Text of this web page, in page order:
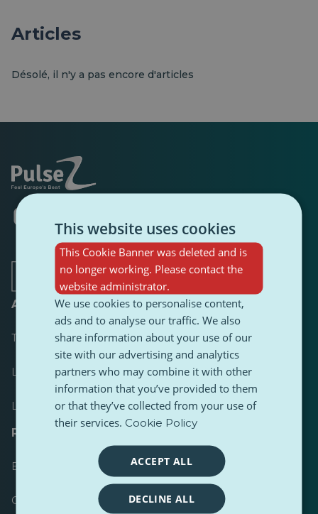
Articles
Désolé, il n'y a pas encore d'articles
S'ouvre
dans
onglet
dans
nouvel
onglet
dans
un
nouvel
onglet
dans
un
nouvel
onglet
dans
un
nouvel
onglet
dans
un
nouvel
onglet
A propos de
Tableau de bord
Le plus publié
Les plus suivis
Ressources pour les journalistes
Boîtes à outils
Guide de style de contenu PulseZ
This website uses cookies
This Cookie Banner was deleted and is
no longer working. Please contact the
website administrator.
We use cookies to personalise content,
ads and to analyse our traffic. We also
share information about your use of our
site with our advertising and analytics
partners who may combine it with other
information that you’ve provided to them
or that they’ve collected from your use of
their services. Cookie Policy
ACCEPT ALL
DECLINE ALL